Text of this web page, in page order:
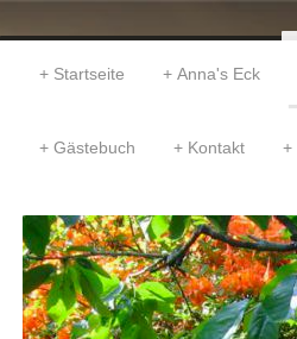
Startseite Anna's Eck
Gästebuch Kontakt